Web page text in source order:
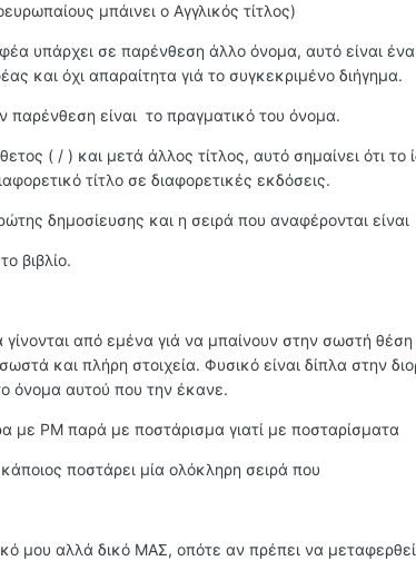
μπάινει ο Αγγλικός τίτλος)
υπάρχει σε παρένθεση άλλο όνομα, αυτό είναι
και όχι απαραίτητα γιά το συγκεκριμένο διήγημα.
είναι το πραγματικό του όνομα.
( / ) και μετά άλλος τίτλος, αυτό σημαίνει ότι το
τίτλο σε διαφορετικές εκδόσεις.
δημοσίευσης και η σειρά που αναφέρονται είναι
βιβλίο.
από εμένα γιά να μπαίνουν στην σωστή
και πλήρη στοιχεία. Φυσικό είναι δίπλα στην
όνομα αυτού που την έκανε.
με PM παρά με ποστάρισμα γιατί με ποσταρίσματα
ποστάρει μία ολόκληρη σειρά που
μου αλλά δικό ΜΑΣ, οπότε αν πρέπει να